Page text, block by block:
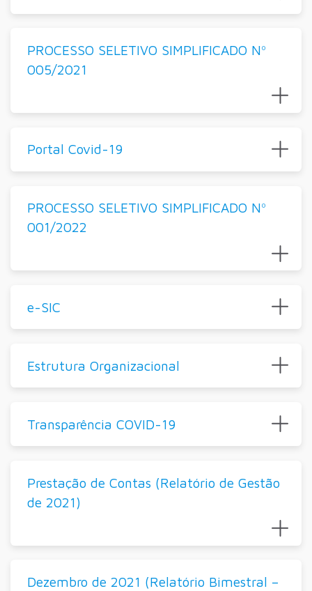
PROCESSO SELETIVO SIMPLIFICADO Nº
005/2021
Portal Covid-19
PROCESSO SELETIVO SIMPLIFICADO Nº
001/2022
e-SIC
Estrutura Organizacional
Transparência COVID-19
Prestação de Contas (Relatório de Gestão
de 2021)
Dezembro de 2021 (Relatório Bimestral –